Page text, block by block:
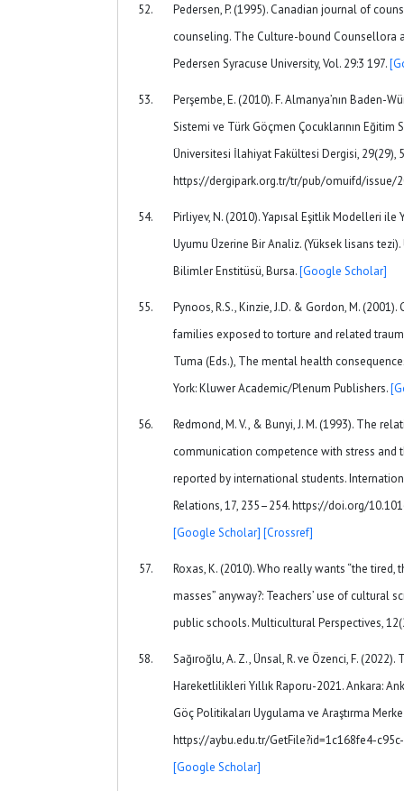
Pedersen, P. (1995). Canadian journal of
counseling. The Culture-bound Counsellora
Pedersen Syracuse University, Vol. 29:3 197.
Perşembe, E. (2010). F. Almanya’nın Baden-
Sistemi ve Türk Göçmen Çocuklarının Eğitim
Üniversitesi İlahiyat Fakültesi Dergisi, 29(29),
https://dergipark.org.tr/tr/pub/omuifd/issue/
Pirliyev, N. (2010). Yapısal Eşitlik Modelleri ile
Uyumu Üzerine Bir Analiz. (Yüksek lisans
Bilimler Enstitüsü, Bursa.[Google Scholar]
Pynoos, R.S., Kinzie, J.D. & Gordon, M.
families exposed to torture and related
Tuma (Eds.), The mental health
York: Kluwer Academic/Plenum Publishers.
Redmond, M. V., & Bunyi, J. M. (1993). The
communication competence with stress and
reported by international students.
Relations, 17, 235–254. https://doi.org/
[Google Scholar] [Crossref]
Roxas, K. (2010). Who really wants “the tired,
masses” anyway?: Teachers’ use of cultural
public schools. Multicultural Perspectives,
Sağıroğlu, A. Z., Ünsal, R. ve Özenci, F.
Hareketlilikleri Yıllık Raporu-2021. Ankara:
Göç Politikaları Uygulama ve Araştırma
https://aybu.edu.tr/GetFile?id=1c168fe4-
[Google Scholar]